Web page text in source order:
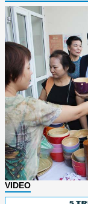
VIDEO